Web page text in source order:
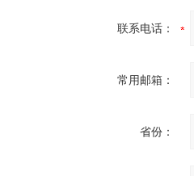
联系电话：
常用邮箱：
省份：